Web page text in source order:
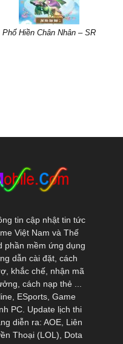
Phổ Hiền Chân Nhân – SR
tin cập nhật tin tức
Việt Nam và Thế
phần mềm ứng dụng
dẫn cài đặt, cách
khắc chế, nhận mã
cách nạp thẻ ...
ESports, Game
PC. Update lịch thi
diễn ra: AOE, Liên
Thoại (LOL), Dota